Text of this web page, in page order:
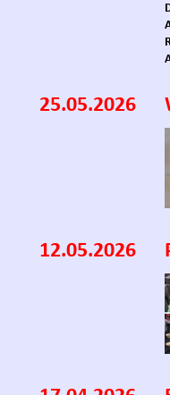
25.05.2026
12.05.2026